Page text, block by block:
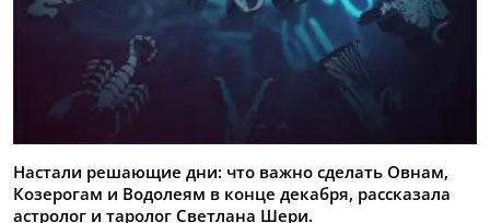
Настали решающие дни: что важно сделать Овнам,
Козерогам и Водолеям в конце декабря, рассказала
астролог и таролог Светлана Шери.